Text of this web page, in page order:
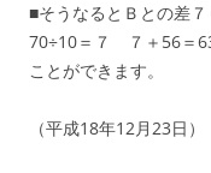
■そうなるとＢとの差
70÷10＝７ ７＋56＝
ことができます。
（平成18年12月23日）